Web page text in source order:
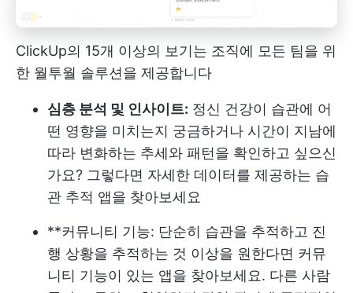
ClickUp의 15개 이상의 보기는 조직에 모든 팀을 위
한 월투월 솔루션을 제공합니다
심층 분석 및 인사이트: 정신 건강이 습관에 어
떤 영향을 미치는지 궁금하거나 시간이 지남에
따라 변화하는 추세와 패턴을 확인하고 싶으신
가요? 그렇다면 자세한 데이터를 제공하는 습
관 추적 앱을 찾아보세요
**커뮤니티 기능: 단순히 습관을 추적하고 진
행 상황을 추적하는 것 이상을 원한다면 커뮤
니티 기능이 있는 앱을 찾아보세요. 다른 사람